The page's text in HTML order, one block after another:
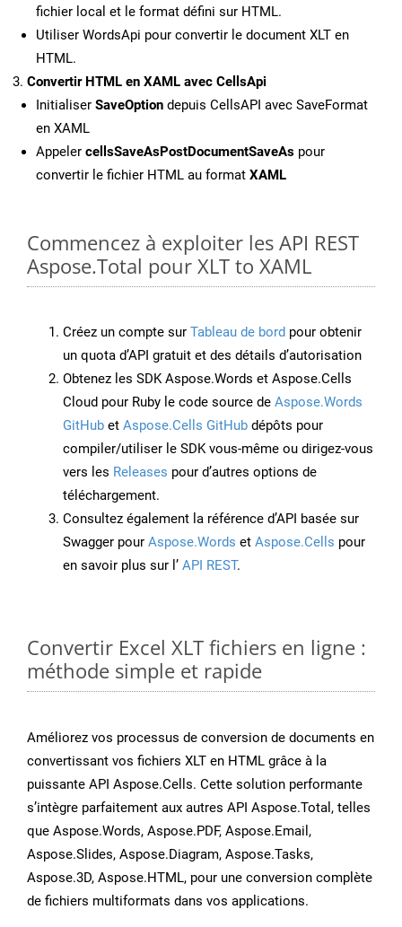
fichier local et le format défini sur HTML.
Utiliser WordsApi pour convertir le document XLT en
HTML.
Convertir HTML en XAML avec CellsApi
Initialiser SaveOption depuis CellsAPI avec SaveFormat
en XAML
Appeler cellsSaveAsPostDocumentSaveAs pour
convertir le fichier HTML au format XAML
Commencez à exploiter les API REST
Aspose.Total pour XLT to XAML
Créez un compte sur Tableau de bord pour obtenir
un quota d’API gratuit et des détails d’autorisation
Obtenez les SDK Aspose.Words et Aspose.Cells
Cloud pour Ruby le code source de Aspose.Words
GitHub et Aspose.Cells GitHub dépôts pour
compiler/utiliser le SDK vous-même ou dirigez-vous
vers les Releases pour d’autres options de
téléchargement.
Consultez également la référence d’API basée sur
Swagger pour Aspose.Words et Aspose.Cells pour
en savoir plus sur l’ API REST.
Convertir Excel XLT fichiers en ligne :
méthode simple et rapide
Améliorez vos processus de conversion de documents en
convertissant vos fichiers XLT en HTML grâce à la
puissante API Aspose.Cells. Cette solution performante
s’intègre parfaitement aux autres API Aspose.Total, telles
que Aspose.Words, Aspose.PDF, Aspose.Email,
Aspose.Slides, Aspose.Diagram, Aspose.Tasks,
Aspose.3D, Aspose.HTML, pour une conversion complète
de fichiers multiformats dans vos applications.